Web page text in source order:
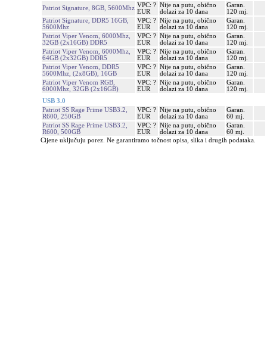
Patriot Signature, 8GB, 5600Mhz VPC: ?
EUR
Nije na putu, obično
dolazi za 10 dana
Garan.
120 mj.
Patriot Signature, DDR5 16GB,
5600Mhz
VPC: ?
EUR
Nije na putu, obično
dolazi za 10 dana
Garan.
120 mj.
Patriot Viper Venom, 6000Mhz,
32GB (2x16GB) DDR5
VPC: ?
EUR
Nije na putu, obično
dolazi za 10 dana
Garan.
120 mj.
Patriot Viper Venom, 6000Mhz,
64GB (2x32GB) DDR5
VPC: ?
EUR
Nije na putu, obično
dolazi za 10 dana
Garan.
120 mj.
Patriot Viper Venom, DDR5
5600Mhz, (2x8GB), 16GB
VPC: ?
EUR
Nije na putu, obično
dolazi za 10 dana
Garan.
120 mj.
Patriot Viper Venom RGB,
6000Mhz, 32GB (2x16GB)
VPC: ?
EUR
Nije na putu, obično
dolazi za 10 dana
Garan.
120 mj.
USB 3.0
Patriot SS Rage Prime USB3.2,
R600, 250GB
VPC: ?
EUR
Nije na putu, obično
dolazi za 10 dana
Garan.
60 mj.
Patriot SS Rage Prime USB3.2,
R600, 500GB
VPC: ?
EUR
Nije na putu, obično
dolazi za 10 dana
Garan.
60 mj.
Cijene uključuju porez. Ne garantiramo točnost opisa, slika i drugih podataka.